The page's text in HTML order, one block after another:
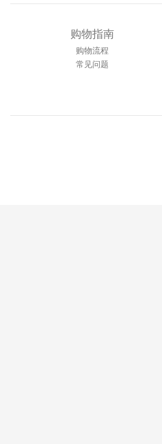
购物指南
购物流程
常见问题